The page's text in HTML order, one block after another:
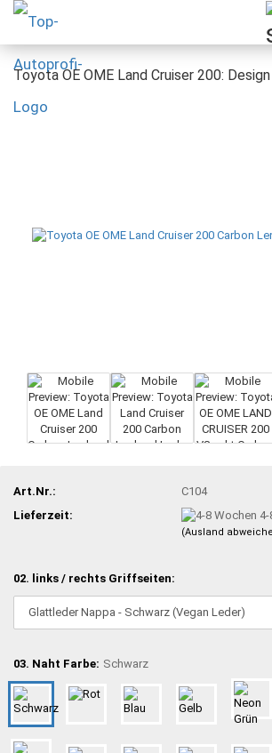
Toyota OE OME Land Cruiser 200:
Art.Nr.:
C104
Lieferzeit:
(Ausland
02. links / rechts Griffseiten:
03. Naht Farbe: Schwarz